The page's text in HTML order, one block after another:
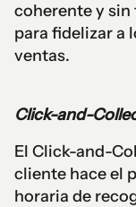
coherente y sin
para fidelizar a
ventas.
Click-and-
El Click-and-
cliente hace el
horaria de